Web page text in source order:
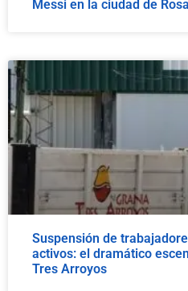
Messi en la ciudad de
Suspensión de
activos: el dramático
Tres Arroyos